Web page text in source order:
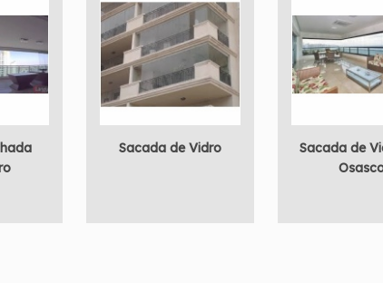
Sacada de Vidro
Sacada de